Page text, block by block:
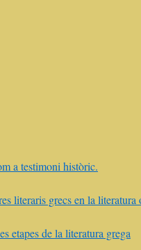
a testimoni històric.
literaris grecs en la literatura
etapes de la literatura grega